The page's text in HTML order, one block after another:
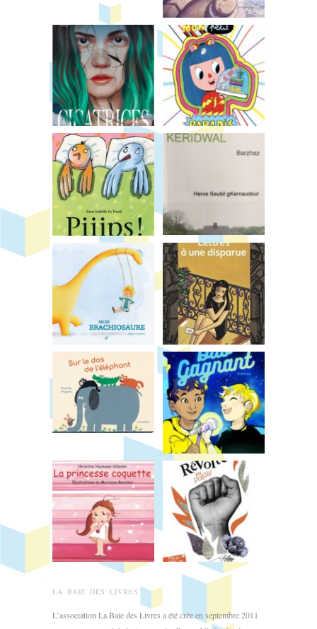
LA BAIE DES LIVRES
L’association La Baie des Livres a été crée en septembre 2011